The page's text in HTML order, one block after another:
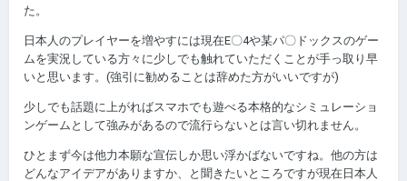
た。
日本人のプレイヤーを増やすには現在E〇4や某パ〇ドックスのゲー
ムを実況している方々に少しでも触れていただくことが手っ取り早
いと思います。(強引に勧めることは辞めた方がいいですが)
少しでも話題に上がればスマホでも遊べる本格的なシミュレーショ
ンゲームとして強みがあるので流行らないとは言い切れません。
ひとまず今は他力本願な宣伝しか思い浮かばないですね。他の方は
どんなアイデアがありますか、と聞きたいところですが現在日本人